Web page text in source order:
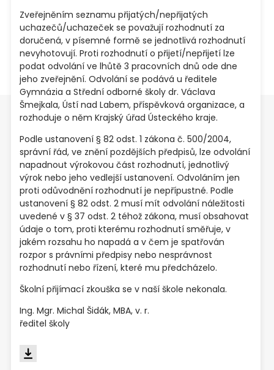
Zveřejněním seznamu přijatých/nepřijatých
uchazečů/uchazeček se považují rozhodnutí za
doručená, v písemné formě se jednotlivá rozhodnutí
nevyhotovují. Proti rozhodnutí o přijetí/nepřijetí lze
podat odvolání ve lhůtě 3 pracovních dnů ode dne
jeho zveřejnění. Odvolání se podává u ředitele
Gymnázia a Střední odborné školy dr. Václava
Šmejkala, Ústí nad Labem, příspěvková organizace, a
rozhoduje o něm Krajský úřad Ústeckého kraje.
Podle ustanovení § 82 odst. 1 zákona č. 500/2004,
správní řád, ve znění pozdějších předpisů, lze odvolání
napadnout výrokovou část rozhodnutí, jednotlivý
výrok nebo jeho vedlejší ustanovení. Odvoláním jen
proti odůvodnění rozhodnutí je nepřípustné. Podle
ustanovení § 82 odst. 2 musí mít odvolání náležitosti
uvedené v § 37 odst. 2 téhož zákona, musí obsahovat
údaje o tom, proti kterému rozhodnutí směřuje, v
jakém rozsahu ho napadá a v čem je spatřován
rozpor s právními předpisy nebo nesprávnost
rozhodnutí nebo řízení, které mu předcházelo.
Školní přijímací zkouška se v naší škole nekonala.
Ing. Mgr. Michal Šidák, MBA, v. r.
ředitel školy